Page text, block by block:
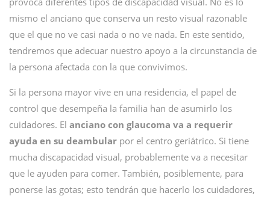
mismo el anciano que conserva un resto visual razonable
que el que no ve casi nada o no ve nada. En este sentido,
tendremos que adecuar nuestro apoyo a la circunstancia de
la persona afectada con la que convivimos.
Si la persona mayor vive en una residencia, el papel de
control que desempeña la familia han de asumirlo los
cuidadores. El anciano con glaucoma va a requerir
ayuda en su deambular por el centro geriátrico. Si tiene
mucha discapacidad visual, probablemente va a necesitar
que le ayuden para comer. También, posiblemente, para
ponerse las gotas; esto tendrán que hacerlo los cuidadores,